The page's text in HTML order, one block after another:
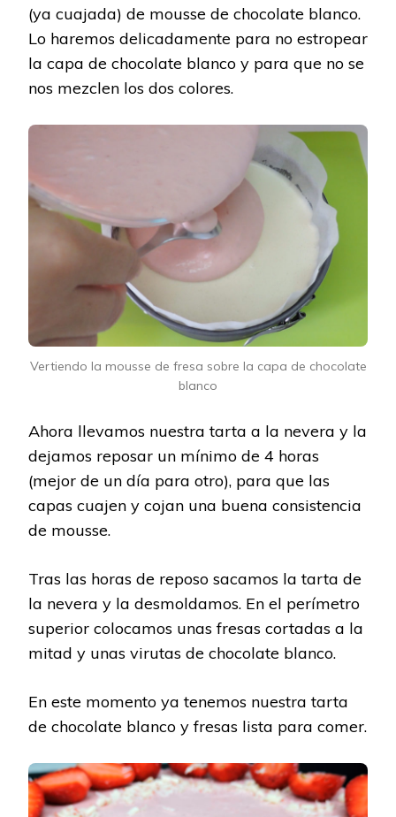
(ya cuajada) de mousse de chocolate blanco.
Lo haremos delicadamente para no estropear
la capa de chocolate blanco y para que no se
nos mezclen los dos colores.
Vertiendo la mousse de fresa sobre la capa de chocolate
blanco
Ahora llevamos nuestra tarta a la nevera y la
dejamos reposar un mínimo de 4 horas
(mejor de un día para otro), para que las
capas cuajen y cojan una buena consistencia
de mousse.
Tras las horas de reposo sacamos la tarta de
la nevera y la desmoldamos. En el perímetro
superior colocamos unas fresas cortadas a la
mitad y unas virutas de chocolate blanco.
En este momento ya tenemos nuestra tarta
de chocolate blanco y fresas lista para comer.